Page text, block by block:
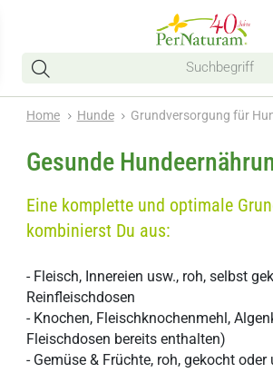
Home Hunde Grundversorgung für
Gesunde
Eine komplette und optimale
kombinierst Du aus:
- Fleisch, Innereien usw., roh, selbst
Reinfleischdosen
- Knochen, Fleischknochenmehl,
Fleischdosen bereits enthalten)
- Gemüse & Früchte, roh, gekocht oder